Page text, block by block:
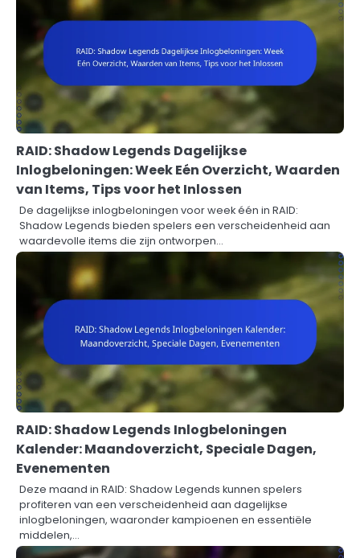
RAID: Shadow Legends Dagelijkse
Inlogbeloningen: Week Eén Overzicht, Waarden
van Items, Tips voor het Inlossen
De dagelijkse inlogbeloningen voor week één in RAID:
Shadow Legends bieden spelers een verscheidenheid aan
waardevolle items die zijn ontworpen…
RAID: Shadow Legends Inlogbeloningen
Kalender: Maandoverzicht, Speciale Dagen,
Evenementen
Deze maand in RAID: Shadow Legends kunnen spelers
profiteren van een verscheidenheid aan dagelijkse
inlogbeloningen, waaronder kampioenen en essentiële
middelen,…